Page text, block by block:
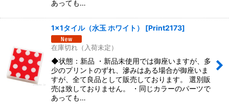
あっても…
1x1タイル（水玉 ホワイト） [Print2173]
在庫切れ（入荷未定）
◆状態：新品 ・新品未使用では御座いますが、多
少のプリントのずれ、滲みはある場合が御座いま
すが、全て良品として販売しております。 選別販
売は致しておりません。 ・同じカラーのパーツで
あっても…